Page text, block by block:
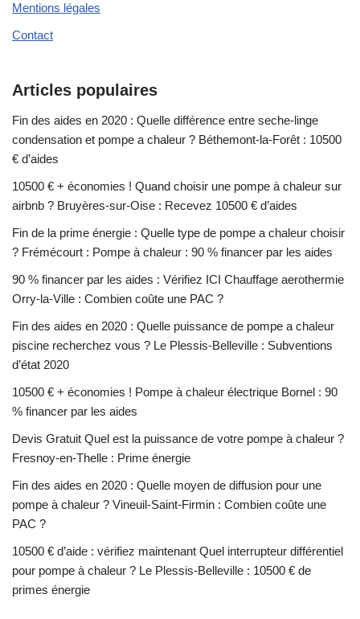
Mentions légales
Contact
Articles populaires
Fin des aides en 2020 : Quelle différence entre seche-linge
condensation et pompe a chaleur ? Béthemont-la-Forêt : 10500
€ d’aides
10500 € + économies ! Quand choisir une pompe à chaleur sur
airbnb ? Bruyères-sur-Oise : Recevez 10500 € d’aides
Fin de la prime énergie : Quelle type de pompe a chaleur choisir
? Frémécourt : Pompe à chaleur : 90 % financer par les aides
90 % financer par les aides : Vérifiez ICI Chauffage aerothermie
Orry-la-Ville : Combien coûte une PAC ?
Fin des aides en 2020 : Quelle puissance de pompe a chaleur
piscine recherchez vous ? Le Plessis-Belleville : Subventions
d’état 2020
10500 € + économies ! Pompe à chaleur électrique Bornel : 90
% financer par les aides
Devis Gratuit Quel est la puissance de votre pompe à chaleur ?
Fresnoy-en-Thelle : Prime énergie
Fin des aides en 2020 : Quelle moyen de diffusion pour une
pompe à chaleur ? Vineuil-Saint-Firmin : Combien coûte une
PAC ?
10500 € d’aide : vérifiez maintenant Quel interrupteur différentiel
pour pompe à chaleur ? Le Plessis-Belleville : 10500 € de
primes énergie